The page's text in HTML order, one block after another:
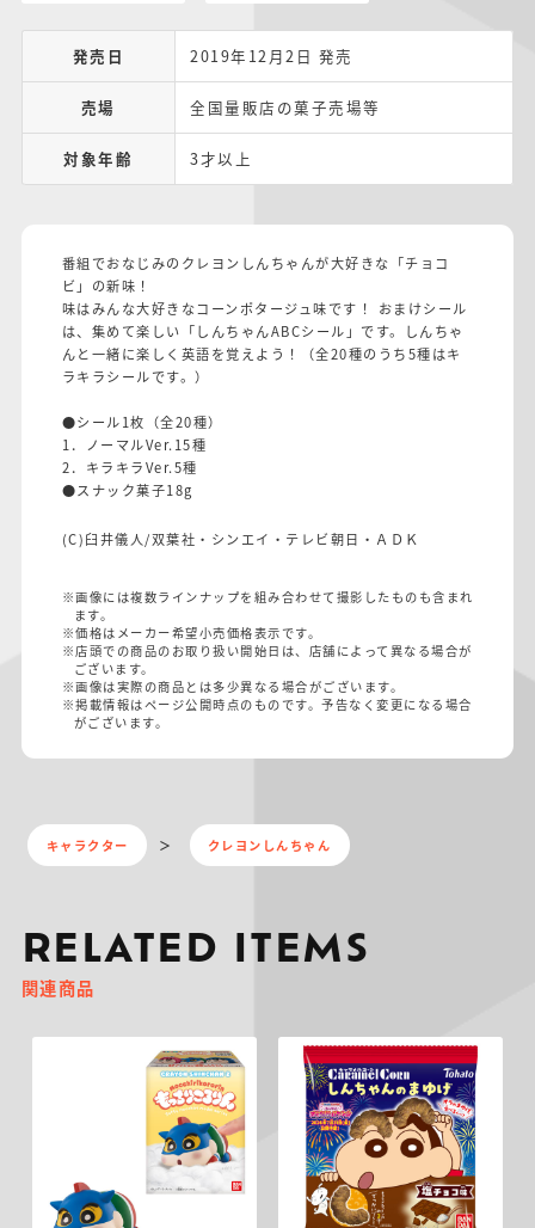
発売日 2019年12月2日 発売
売場 全国量販店の菓子売場等
対象年齢 3才以上
番組でおなじみのクレヨンしんちゃんが大好きな「チョコ
ビ」の新味！
味はみんな大好きなコーンポタージュ味です！ おまけシール
は、集めて楽しい「しんちゃんABCシール」です。しんちゃ
んと一緒に楽しく英語を覚えよう！（全20種のうち5種はキ
ラキラシールです。）
●シール1枚（全20種）
1．ノーマルVer.15種
2．キラキラVer.5種
●スナック菓子18g
(C)臼井儀人/双葉社・シンエイ・テレビ朝日・ＡＤＫ
※画像には複数ラインナップを組み合わせて撮影したものも含まれ
ます。
※価格はメーカー希望小売価格表示です。
※店頭での商品のお取り扱い開始日は、店舗によって異なる場合が
ございます。
※画像は実際の商品とは多少異なる場合がございます。
※掲載情報はページ公開時点のものです。予告なく変更になる場合
がございます。
キャラクター クレヨンしんちゃん
RELATED ITEMS
関連商品